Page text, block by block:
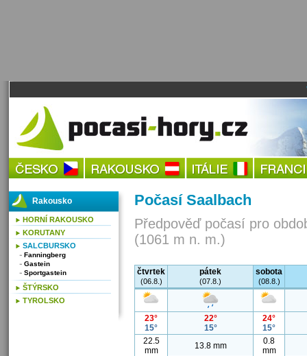
Počasí Saalbach
Předpověď počasí pro
(1061 m n. m.)
čtvrtek
(06.8.)
pátek
(07.8.)
sobota
(08.8.)
23°
15°
22°
15°
24°
15°
22.5
mm
13.8 mm
0.8
mm
Rakousko
HORNÍ RAKOUSKO
KORUTANY
SALCBURSKO
Fanningberg
Gastein
Sportgastein
ŠTÝRSKO
TYROLSKO